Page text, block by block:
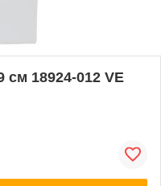
см 18924-012 VE